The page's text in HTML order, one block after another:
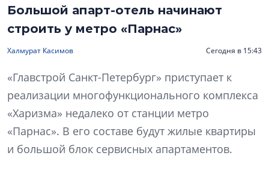
Большой апарт-отель начинают
строить у метро «Парнас»
Халмурат Касимов Сегодня в 15:43
«Главстрой Санкт-Петербург» приступает к
реализации многофункционального комплекса
«Харизма» недалеко от станции метро
«Парнас». В его составе будут жилые квартиры
и большой блок сервисных апартаментов.